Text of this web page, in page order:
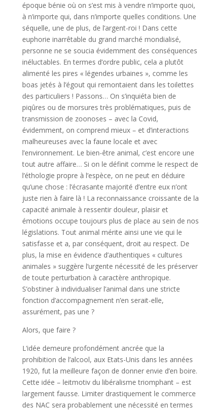
époque bénie où on s’est mis à vendre n’importe quoi,
à n’importe qui, dans n’importe quelles conditions. Une
séquelle, une de plus, de l’argent-roi ! Dans cette
euphorie inarrêtable du grand marché mondialisé,
personne ne se soucia évidemment des conséquences
inéluctables. En termes d’ordre public, cela a plutôt
alimenté les pires « légendes urbaines », comme les
boas jetés à l’égout qui remontaient dans les toilettes
des particuliers ! Passons… On s’inquiéta bien de
piqûres ou de morsures très problématiques, puis de
transmission de zoonoses – avec la Covid,
évidemment, on comprend mieux – et d’interactions
malheureuses avec la faune locale et avec
l’environnement. Le bien-être animal, c’est encore une
tout autre affaire… Si on le définit comme le respect de
l’éthologie propre à l’espèce, on ne peut en déduire
qu’une chose : l’écrasante majorité d’entre eux n’ont
juste rien à faire là ! La reconnaissance croissante de la
capacité animale à ressentir douleur, plaisir et
émotions occupe toujours plus de place au sein de nos
législations. Tout animal mérite ainsi une vie qui le
satisfasse et a, par conséquent, droit au respect. De
plus, la mise en évidence d’authentiques « cultures
animales » suggère l’urgente nécessité de les préserver
de toute perturbation à caractère anthropique.
S’obstiner à individualiser l’animal dans une stricte
fonction d’accompagnement n’en serait-elle,
assurément, pas une ?
Alors, que faire ?
L’idée demeure profondément ancrée que la
prohibition de l’alcool, aux Etats-Unis dans les années
1920, fut la meilleure façon de donner envie d’en boire.
Cette idée – leitmotiv du libéralisme triomphant – est
largement fausse. Limiter drastiquement le commerce
des NAC sera probablement une nécessité en termes